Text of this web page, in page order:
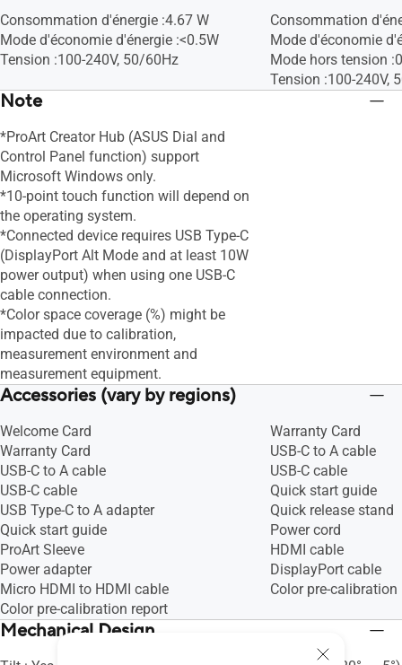
Consommation d'énergie :4.67 W
Mode d'économie d'énergie :<0.5W
Tension :100-240V, 50/60Hz
Consommation
Mode d'économie
Mode hors tension
Tension :100-240V,
Note
*ProArt Creator Hub (ASUS Dial and
Control Panel function) support
Microsoft Windows only.
*10-point touch function will depend on
the operating system.
*Connected device requires USB Type-C
(DisplayPort Alt Mode and at least 10W
power output) when using one USB-C
cable connection.
*Color space coverage (%) might be
impacted due to calibration,
measurement environment and
measurement equipment.
Accessories (vary by regions)
Welcome Card
Warranty Card
USB-C to A cable
USB-C cable
USB Type-C to A adapter
Quick start guide
ProArt Sleeve
Power adapter
Micro HDMI to HDMI cable
Color pre-calibration report
Warranty Card
USB-C to A cable
USB-C cable
Quick start guide
Quick release stand
Power cord
HDMI cable
DisplayPort cable
Color pre-calibration
Mechanical Design